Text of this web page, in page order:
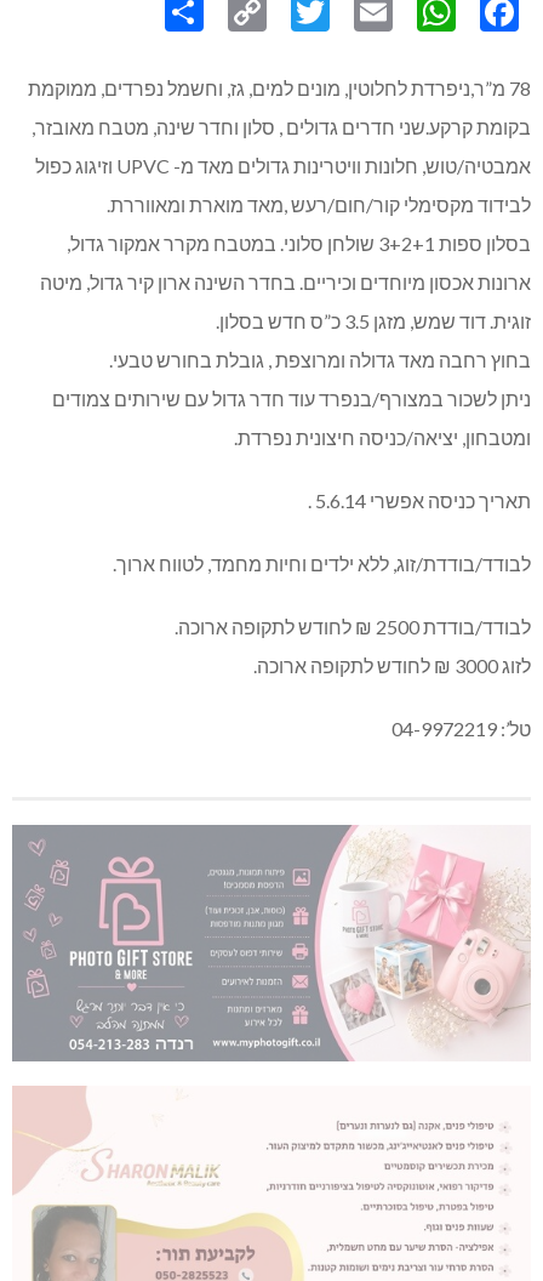
78 מ”ר,ניפרדת לחלוטין, מונים למים, גז, וחשמל נפרדים, ממוקמת
בקומת קרקע.שני חדרים גדולים , סלון וחדר שינה, מטבח מאובזר,
אמבטיה/טוש, חלונות וויטרינות גדולים מאד מ- UPVC וזיגוג כפול
לבידוד מקסימלי קור/חום/רעש ,מאד מוארת ומאווררת.
בסלון ספות 3+2+1 שולחן סלוני. במטבח מקרר אמקור גדול,
ארונות אכסון מיוחדים וכיריים. בחדר השינה ארון קיר גדול, מיטה
זוגית. דוד שמש, מזגן 3.5 כ”ס חדש בסלון.
בחוץ רחבה מאד גדולה ומרוצפת , גובלת בחורש טבעי.
ניתן לשכור במצורף/בנפרד עוד חדר גדול עם שירותים צמודים
ומטבחון, יציאה/כניסה חיצונית נפרדת.
תאריך כניסה אפשרי 5.6.14 .
לבודד/בודדת/זוג, ללא ילדים וחיות מחמד, לטווח ארוך.
לבודד/בודדת 2500 ₪ לחודש לתקופה ארוכה.
לזוג 3000 ₪ לחודש לתקופה ארוכה.
טל’: 04-9972219